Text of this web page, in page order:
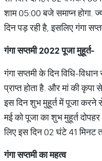
शाम 05:00 बजे समाप्न होगा.
दिन पड़ रही है, इसलिए गंगा
गंगासप्तमी2022पूजामुहूर्त-
गंगा सप्तमी के दिन विधि-
प्राप्त होता है. और मां की कृपा
इस दिन शुभ मुहूर्त में पूजा करने से
मई को पूजा का शुभ मुहूर्त
लिए इस दिन 02 घंटे 41 मिनट
गंगासप्तमीकामहत्व